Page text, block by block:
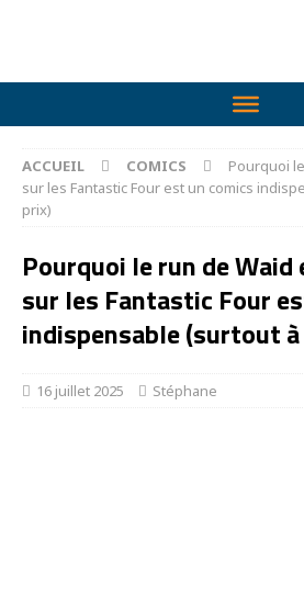
ACCUEIL COMICS
Pourquoi
sur les Fantastic Four est un comics
prix)
Pourquoi le run de
sur les Fantastic Four
indispensable (surtout
16 juillet 2025 Stéphane